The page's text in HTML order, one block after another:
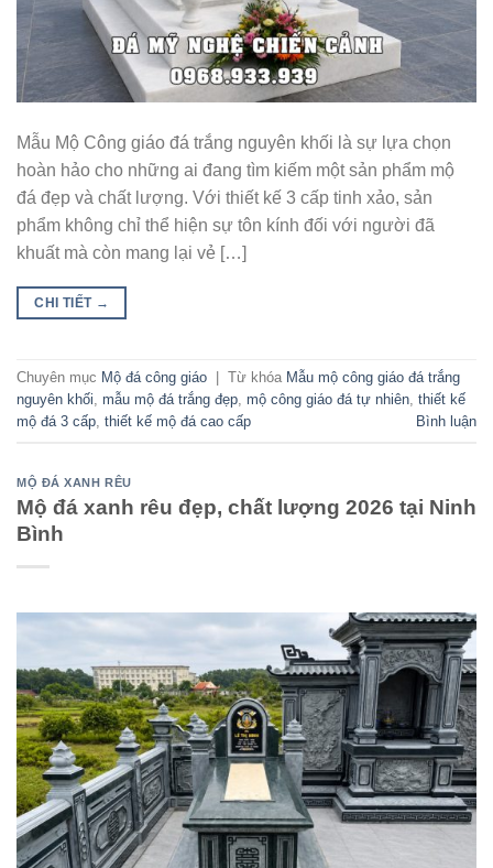
Mẫu Mộ Công giáo đá trắng nguyên khối là sự lựa chọn
hoàn hảo cho những ai đang tìm kiếm một sản phẩm mộ
đá đẹp và chất lượng. Với thiết kế 3 cấp tinh xảo, sản
phẩm không chỉ thể hiện sự tôn kính đối với người đã
khuất mà còn mang lại vẻ […]
CHI TIẾT →
Chuyên mục Mộ đá công giáo Từ khóa Mẫu mộ công giáo đá trắng
nguyên khối, mẫu mộ đá trắng đẹp, mộ công giáo đá tự nhiên, thiết kế
mộ đá 3 cấp, thiết kế mộ đá cao cấp Bình luận
MỘ ĐÁ XANH RÊU
Mộ đá xanh rêu đẹp, chất lượng 2026 tại Ninh
Bình